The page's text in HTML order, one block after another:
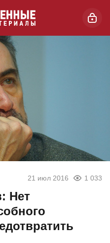
21 июл 2016 1 033
Нет